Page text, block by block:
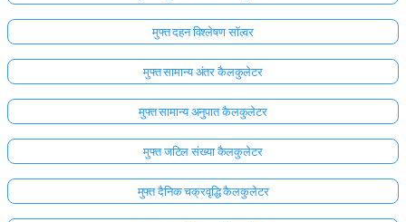
मुफ्त दहन विश्लेषण सॉल्वर
मुफ्त सामान्य अंतर कैलकुलेटर
मुफ्त सामान्य अनुपात कैलकुलेटर
मुफ्त जटिल संख्या कैलकुलेटर
मुफ्त दैनिक चक्रवृद्धि कैलकुलेटर